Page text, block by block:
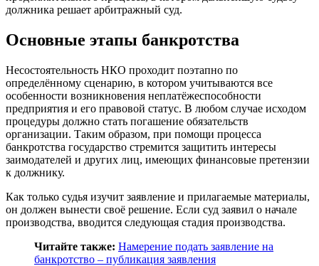
должника решает арбитражный суд.
Основные этапы банкротства
Несостоятельность НКО проходит поэтапно по
определённому сценарию, в котором учитываются все
особенности возникновения неплатёжеспособности
предприятия и его правовой статус. В любом случае исходом
процедуры должно стать погашение обязательств
организации. Таким образом, при помощи процесса
банкротства государство стремится защитить интересы
заимодателей и других лиц, имеющих финансовые претензии
к должнику.
Как только судья изучит заявление и прилагаемые материалы,
он должен вынести своё решение. Если суд заявил о начале
производства, вводится следующая стадия производства.
Читайте также: Намерение подать заявление на
банкротство – публикация заявления